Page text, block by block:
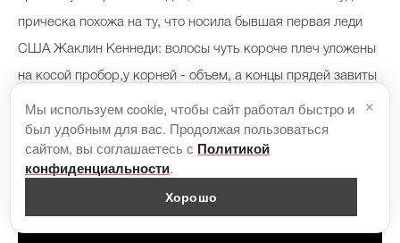
прическа похожа на ту, что носила бывшая первая леди
США Жаклин Кеннеди: волосы чуть короче плеч уложены
на косой пробор,у корней - объем, а концы прядей завиты
во внешнюю сторону. Подобная укладка, кстати, сейчас
тоже на пике популярности, мы рассказывали об этом
здесь .
Мы используем cookie, чтобы сайт работал быстро и
был удобным для вас. Продолжая пользоваться
сайтом, вы соглашаетесь с Политикой
конфиденциальности.
Хорошо
×